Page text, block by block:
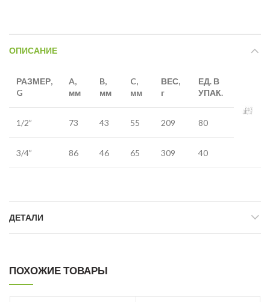
ОПИСАНИЕ
РАЗМЕР,
G
A,
мм
B,
мм
C,
мм
ВЕС,
г
ЕД. В
УПАК.
1/2” 73 43 55 209 80
3/4” 86 46 65 309 40
ДЕТАЛИ
ПОХОЖИЕ ТОВАРЫ